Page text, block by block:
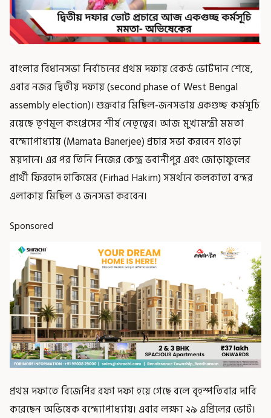
বাংলার বিধানসভা নির্বাচনের প্রথম দফায় রেকর্ড ভোটদান শেষে,
এবার নজর দ্বিতীয় দফায় (second phase of West Bengal
assembly election)। শুক্রবার মিছিল-জনসভায় একগুচ্ছ কর্মসূচি
রয়েছে তৃণমূল কংগ্রেসের শীর্ষ নেতৃত্বের। আজ মুখ্যমন্ত্রী মমতা
বন্দ্যোপাধ্যায় (Mamata Banerjee) প্রচার সভা করবেন হাওড়া
ময়দানে। এর পর তিনি নিজের কেন্দ্র ভবানীপুর এবং জোড়াফুলের
প্রার্থী ফিরহাদ হাকিমের (Firhad Hakim) সমর্থনে কলকাতা বন্দর
এলাকায় মিছিল ও জনসভা করবেন।
Sponsored
প্রথম দফাতে বিজেপির রফা দফা হয়ে গেছে বলে বৃহস্পতিবার দাবি
করেছেন অভিষেক বন্দ্যোপাধ্যায়। এবার লক্ষ্য ২৯ এপ্রিলের ভোট।